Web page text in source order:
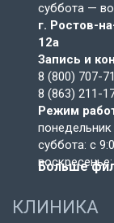
суббота —
г. Ростов-
12а
Запись и
8 (800) 707-
8 (863) 211-
Режим
суббота: с
Больше
КЛИНИКА